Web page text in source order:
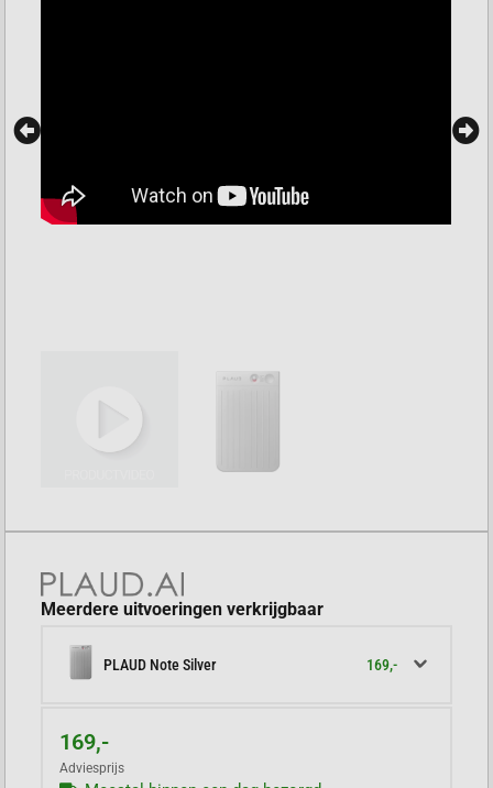
Meerdere uitvoeringen verkrijgbaar
PLAUD Note Silver 169,-
169,-
Adviesprijs